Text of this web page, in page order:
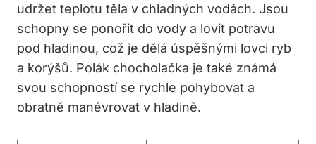
udržet teplotu těla v chladných vodách. Jsou
schopny se ponořit do vody a lovit potravu
pod hladinou, což je dělá úspěšnými lovci ryb
a korýšů. Polák chocholačka je také známá
svou schopností se rychle pohybovat a
obratně manévrovat v hladině.